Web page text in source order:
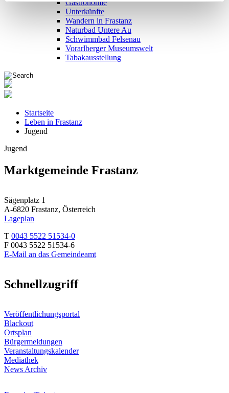
Gastronomie
Unterkünfte
Wandern in Frastanz
Naturbad Untere Au
Schwimmbad Felsenau
Vorarlberger Museumswelt
Tabakausstellung
Startseite
Leben in Frastanz
Jugend
Jugend
Marktgemeinde Frastanz
Sägenplatz 1
A-6820 Frastanz, Österreich
Lageplan
T 0043 5522 51534-0
F 0043 5522 51534-6
E-Mail an das Gemeindeamt
Schnellzugriff
Veröffentlichungsportal
Blackout
Ortsplan
Bürgermeldungen
Veranstaltungskalender
Mediathek
News Archiv